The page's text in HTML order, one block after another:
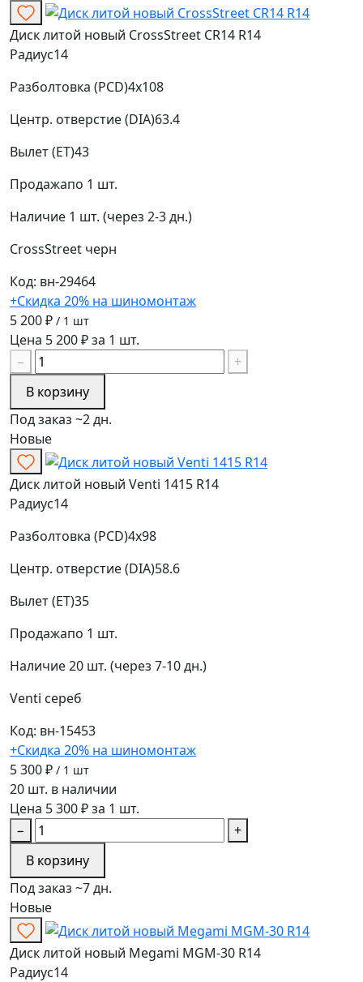
Диск литой новый CrossStreet CR14 R14
Радиус14
Разболтовка (PCD)4x108
Центр. отверстие (DIA)63.4
Вылет (ET)43
Продажапо 1 шт.
Наличие 1 шт. (через 2-3 дн.)
CrossStreet черн
Код: вн-29464
+Скидка 20% на шиномонтаж
5 200 ₽ / 1 шт
Цена 5 200 ₽ за 1 шт.
−
+
В корзину
Под заказ ~2 дн.
Новые
Диск литой новый Venti 1415 R14
Радиус14
Разболтовка (PCD)4x98
Центр. отверстие (DIA)58.6
Вылет (ET)35
Продажапо 1 шт.
Наличие20 шт. (через 7-10 дн.)
Venti сереб
Код: вн-15453
+Скидка 20% на шиномонтаж
5 300 ₽ / 1 шт
20 шт. в наличии
Цена 5 300 ₽ за 1 шт.
−
+
В корзину
Под заказ ~7 дн.
Новые
Диск литой новый Megami MGM-30 R14
Радиус14